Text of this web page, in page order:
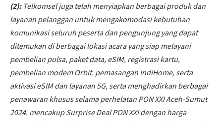
(2): Telkomsel juga telah menyiapkan berbagai produk dan
layanan pelanggan untuk mengakomodasi kebutuhan
komunikasi seluruh peserta dan pengunjung yang dapat
ditemukan di berbagai lokasi acara yang siap melayani
pembelian pulsa, paket data, eSIM, registrasi kartu,
pembelian modem Orbit, pemasangan IndiHome, serta
aktivasi eSIM dan layanan 5G, serta menghadirkan berbagai
penawaran khusus selama perhelatan PON XXI Aceh-Sumut
2024, mencakup Surprise Deal PON XXI dengan harga